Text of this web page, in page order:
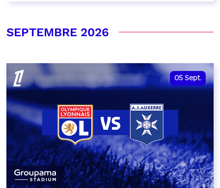
SEPTEMBRE 2026
05 Sept.